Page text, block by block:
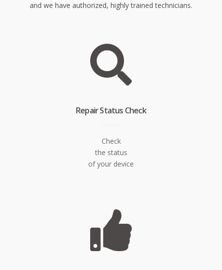
and we have authorized, highly trained technicians.
Repair Status Check
Check
the status
of your device